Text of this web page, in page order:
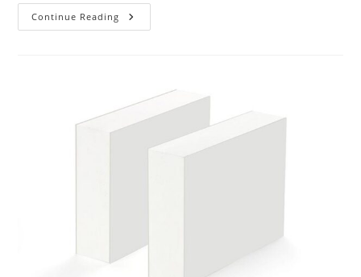
Continue Reading Paneles
De